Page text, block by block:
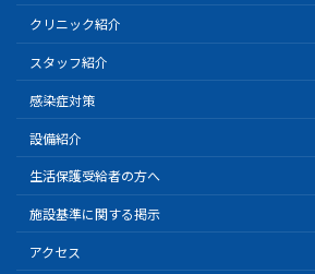
クリニック紹介
スタッフ紹介
感染症対策
設備紹介
生活保護受給者の方へ
施設基準に関する掲示
アクセス